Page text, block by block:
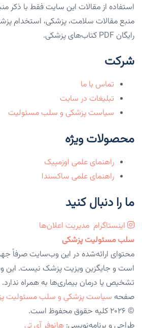
استفاده از مقالات این سایت فقط با ذکر
منبع مقالات سلامت، پزشکی، استخدام
رایگان PDF کتاب‌های پزشکی.
شرکت
تماس با ما
تبلیغات در سایت
سیاست پزشکی و سلب مسئولیت
محصولات ویژه
راهنمای علمی اوزمپیک
راهنمای علمی ساکسندا
ما را دنبال کنید
اینستاگرام مدیریت اعلان‌ها
سلب مسئولیت پزشکی
محتوای ارائه‌شده در این وب‌سایت صرفاً
است و جایگزین ویزیت پزشک نیست. این
تشخیص یا درمان بیماری‌ها به همراه
صفحه سیاست پزشکی و سلب مسئولیت
© 2026 کلیه حقوق محفوظ است.